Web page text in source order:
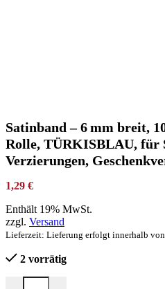
Satinband – 6 mm breit,
Rolle, TÜRKISBLAU, für
Verzierungen,
1,29 €
Enthält 19% MwSt.
zzgl. Versand
Lieferzeit: Lieferung erfolgt innerhalb von
2 vorrätig